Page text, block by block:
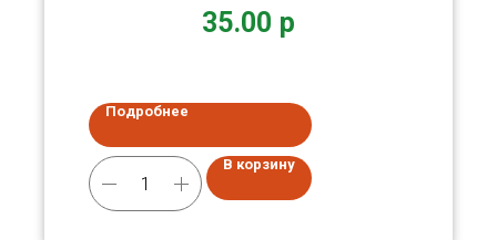
35.00 р
Подробнее
В корзину